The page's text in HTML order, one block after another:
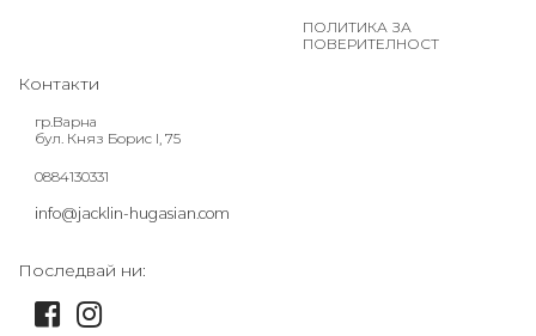
ПОЛИТИКА ЗА
ПОВЕРИТЕЛНОСТ
Контакти
гр.Варна
бул. Княз Борис I, 75
0884130331
info@jacklin-hugasian.com
Последвай ни: